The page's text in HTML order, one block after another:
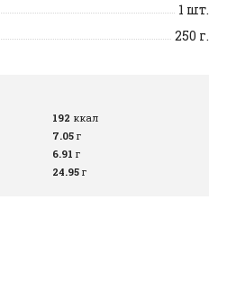
1 шт.
250 г.
192 ккал
7.05 г
6.91 г
24.95 г